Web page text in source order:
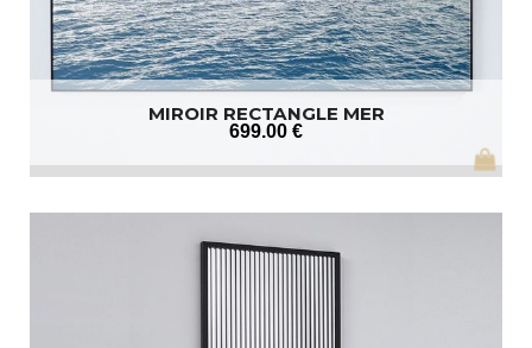
MIROIR RECTANGLE MER
699.00 €